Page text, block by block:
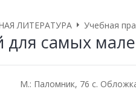
ЛИТЕРАТУРА Учебная
для самых
М.: Паломник, 76 с.